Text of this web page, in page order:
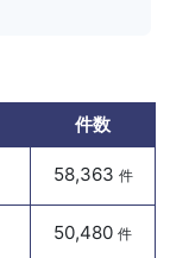
件数
58,363 件
50,480 件